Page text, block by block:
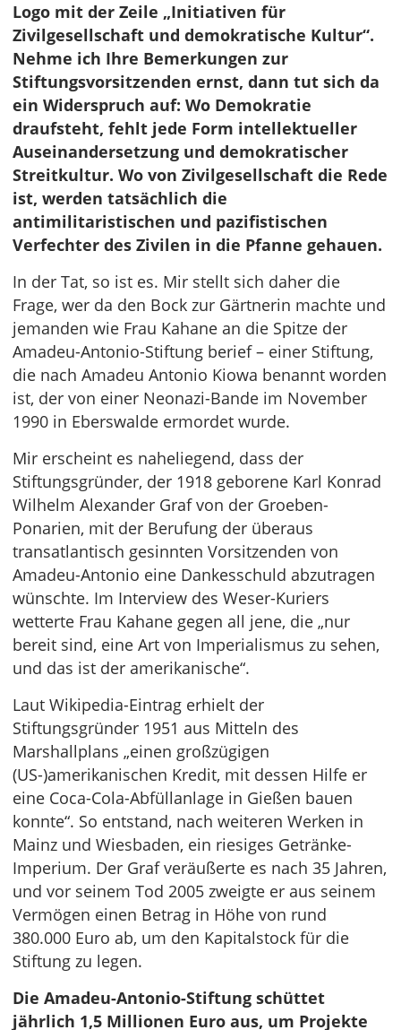
Logo mit der Zeile „Initiativen für
Zivilgesellschaft und demokratische Kultur“.
Nehme ich Ihre Bemerkungen zur
Stiftungsvorsitzenden ernst, dann tut sich da
ein Widerspruch auf: Wo Demokratie
draufsteht, fehlt jede Form intellektueller
Auseinandersetzung und demokratischer
Streitkultur. Wo von Zivilgesellschaft die Rede
ist, werden tatsächlich die
antimilitaristischen und pazifistischen
Verfechter des Zivilen in die Pfanne gehauen.
In der Tat, so ist es. Mir stellt sich daher die
Frage, wer da den Bock zur Gärtnerin machte und
jemanden wie Frau Kahane an die Spitze der
Amadeu-Antonio-Stiftung berief – einer Stiftung,
die nach Amadeu Antonio Kiowa benannt worden
ist, der von einer Neonazi-Bande im November
1990 in Eberswalde ermordet wurde.
Mir erscheint es naheliegend, dass der
Stiftungsgründer, der 1918 geborene Karl Konrad
Wilhelm Alexander Graf von der Groeben-
Ponarien, mit der Berufung der überaus
transatlantisch gesinnten Vorsitzenden von
Amadeu-Antonio eine Dankesschuld abzutragen
wünschte. Im Interview des Weser-Kuriers
wetterte Frau Kahane gegen all jene, die „nur
bereit sind, eine Art von Imperialismus zu sehen,
und das ist der amerikanische“.
Laut Wikipedia-Eintrag erhielt der
Stiftungsgründer 1951 aus Mitteln des
Marshallplans „einen großzügigen
(US-)amerikanischen Kredit, mit dessen Hilfe er
eine Coca-Cola-Abfüllanlage in Gießen bauen
konnte“. So entstand, nach weiteren Werken in
Mainz und Wiesbaden, ein riesiges Getränke-
Imperium. Der Graf veräußerte es nach 35 Jahren,
und vor seinem Tod 2005 zweigte er aus seinem
Vermögen einen Betrag in Höhe von rund
380.000 Euro ab, um den Kapitalstock für die
Stiftung zu legen.
Die Amadeu-Antonio-Stiftung schüttet
jährlich 1,5 Millionen Euro aus, um Projekte